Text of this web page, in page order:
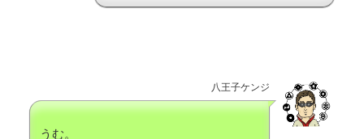
八王子ケンジ
うむ。